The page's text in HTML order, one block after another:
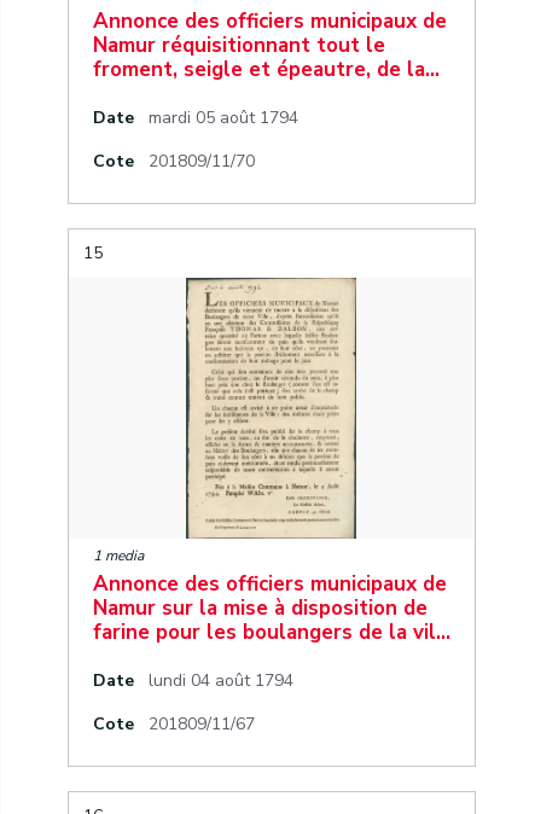
Annonce des officiers municipaux de
Namur réquisitionnant tout le
froment, seigle et épeautre, de la…
Date
mardi 05 août 1794
Cote
201809/11/70
15
1 media
Annonce des officiers municipaux de
Namur sur la mise à disposition de
farine pour les boulangers de la vil…
Date
lundi 04 août 1794
Cote
201809/11/67